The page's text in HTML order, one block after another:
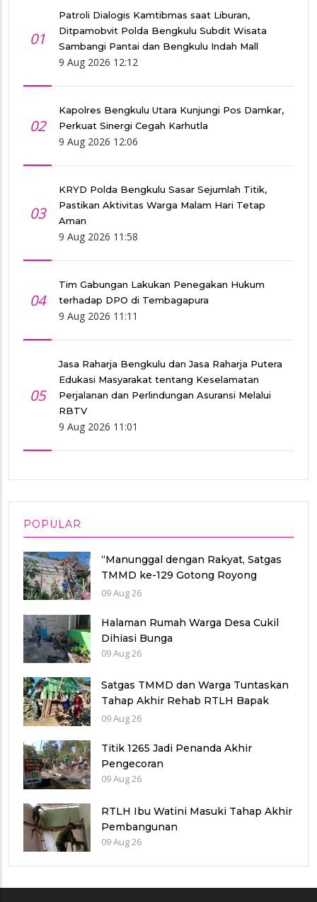
01
Patroli Dialogis Kamtibmas saat Liburan,
Ditpamobvit Polda Bengkulu Subdit Wisata
Sambangi Pantai dan Bengkulu Indah Mall
9 Aug 2026 12:12
02
Kapolres Bengkulu Utara Kunjungi Pos Damkar,
Perkuat Sinergi Cegah Karhutla
9 Aug 2026 12:06
03
KRYD Polda Bengkulu Sasar Sejumlah Titik,
Pastikan Aktivitas Warga Malam Hari Tetap
Aman
9 Aug 2026 11:58
04
Tim Gabungan Lakukan Penegakan Hukum
terhadap DPO di Tembagapura
9 Aug 2026 11:11
05
Jasa Raharja Bengkulu dan Jasa Raharja Putera
Edukasi Masyarakat tentang Keselamatan
Perjalanan dan Perlindungan Asuransi Melalui
RBTV
9 Aug 2026 11:01
POPULAR
“Manunggal dengan Rakyat, Satgas
TMMD ke-129 Gotong Royong
Pasang Genting Rumah Bu Sri”
09 Aug 26
Halaman Rumah Warga Desa Cukil
Dihiasi Bunga
09 Aug 26
Satgas TMMD dan Warga Tuntaskan
Tahap Akhir Rehab RTLH Bapak
Tupar
09 Aug 26
Titik 1265 Jadi Penanda Akhir
Pengecoran
09 Aug 26
RTLH Ibu Watini Masuki Tahap Akhir
Pembangunan
09 Aug 26